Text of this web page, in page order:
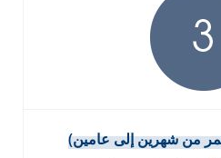
من شهرين إلى عامين)